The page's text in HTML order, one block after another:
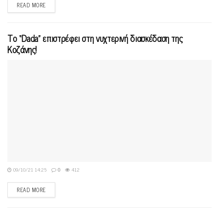
READ MORE
Το “Dada” επιστρέφει στη νυχτερινή διασκέδαση της
Κοζάνης!
09/10/21 14:25 0 412
READ MORE